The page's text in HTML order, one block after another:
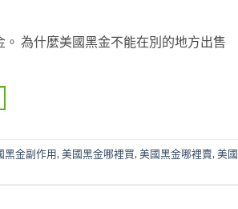
為什麼美國黑金不能在別的地方出售
黑金副作用, 美國黑金哪裡買, 美國黑金哪裡賣, 美國